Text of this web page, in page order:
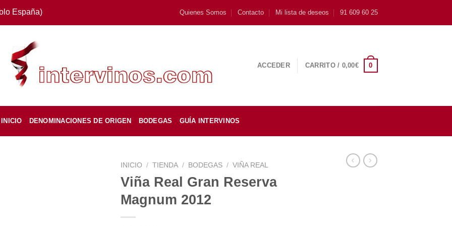
España) Quienes Somos Contacto Mi lista de deseos 91 609 60 25
ACCEDER CARRITO / 0,00€ 0
INICIO DENOMINACIONES DE ORIGEN BODEGAS GUÍA INTERVINOS
INICIO / TIENDA / BODEGAS / VIÑA REAL
Viña Real Gran Reserva
Magnum 2012